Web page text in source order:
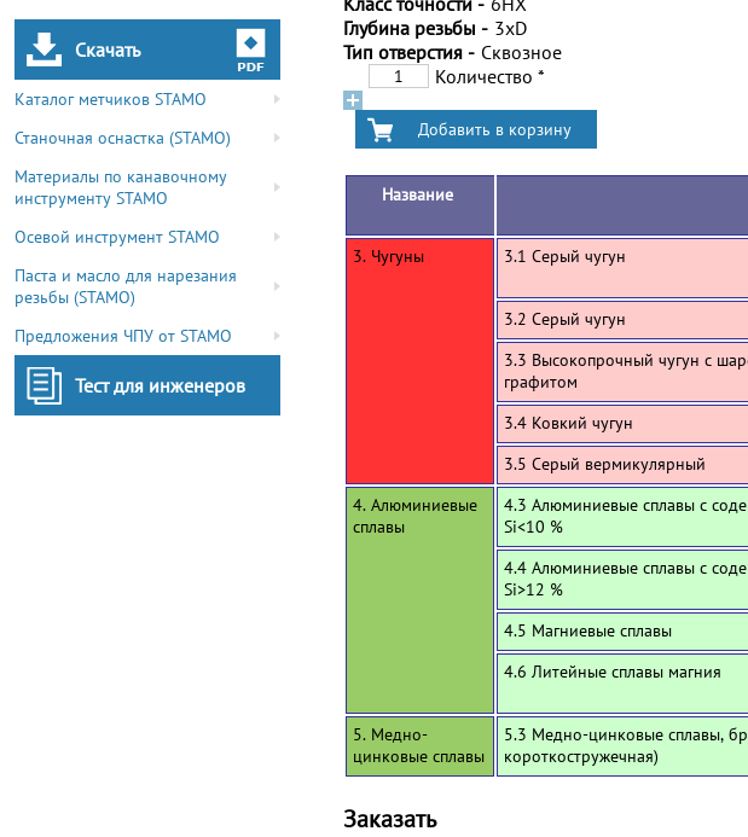
Скачать
Каталог метчиков STAMO
Станочная оснастка (STAMO)
Материалы по канавочному
инструменту STAMO
Осевой инструмент STAMO
Паста и масло для нарезания
резьбы (STAMO)
Предложения ЧПУ от STAMO
Тест для инженеров
Глубина резьбы - 3xD
Тип отверстия - Сквозное
Количество *
Название
3. Чугуны
3.1 Серый чугун
3.2 Серый чугун
3.3 Высокопрочный чугун с
графитом
3.4 Ковкий чугун
3.5 Серый вермикулярный
4. Алюминиевые
сплавы
4.3 Алюминиевые сплавы с
Si<10 %
4.4 Алюминиевые сплавы с
Si>12 %
4.5 Магниевые сплавы
4.6 Литейные сплавы магния
5. Медно-
цинковые сплавы
5.3 Медно-цинковые сплавы,
короткостружечная)
Заказать